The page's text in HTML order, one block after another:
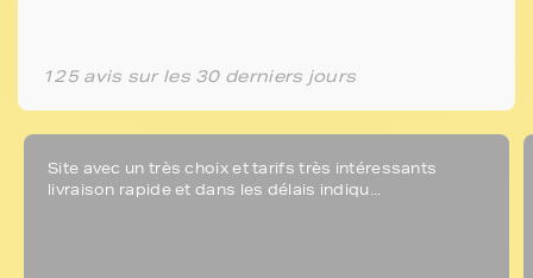
125 avis sur les 30 derniers jours
Site avec un très choix et tarifs très intéressants
livraison rapide et dans les délais indiqu...